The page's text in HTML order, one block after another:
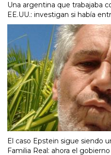
Una argentina que trabajaba
EE.UU.: investigan si había
El caso Epstein sigue siendo
Familia Real: ahora el